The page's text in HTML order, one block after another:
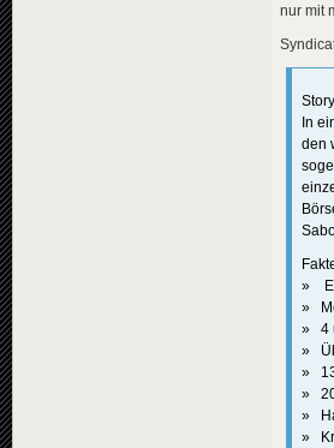
nur mit
Story
In
den
»
»
» 4
»
»
»
»
»